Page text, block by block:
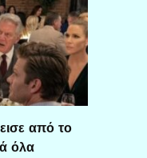
από το
όλα